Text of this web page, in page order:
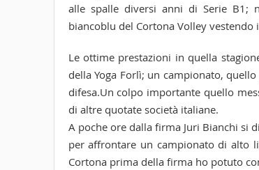
alle spalle diversi anni di Serie B1;
biancoblu del Cortona Volley vestendo
Le ottime prestazioni in quella
della Yoga Forlì; un campionato,
difesa.Un colpo importante quello
di altre quotate società italiane.
A poche ore dalla firma Juri Bianchi si
per affrontare un campionato di alto
Cortona prima della firma ho potuto